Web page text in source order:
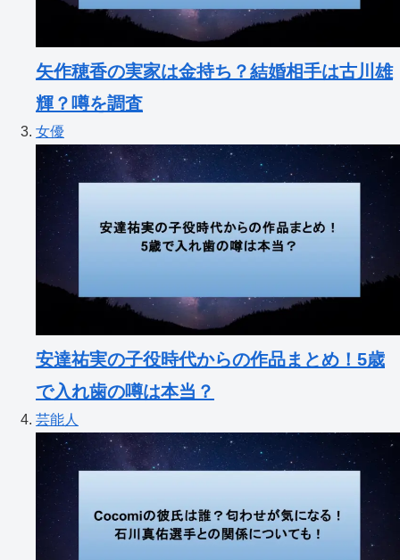
矢作穂香の実家は金持ち？結婚相手は古川雄
輝？噂を調査
女優
安達祐実の子役時代からの作品まとめ！5歳
で入れ歯の噂は本当？
芸能人